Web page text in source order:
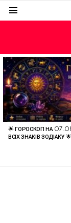
ОСТАННІ
СТАТТІ
🌟 ГОРОСКОП НА
ВСІХ ЗНАКІВ ЗОДІАКУ 🌟